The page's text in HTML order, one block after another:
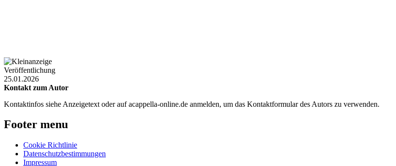
Veröffentlichung
25.01.2026
Kontakt zum Autor
Kontaktinfos siehe Anzeigetext oder auf acappella-online.de anmelden, um das Kontaktformular des Autors zu verwenden.
Footer menu
Cookie Richtlinie
Datenschutzbestimmungen
Impressum